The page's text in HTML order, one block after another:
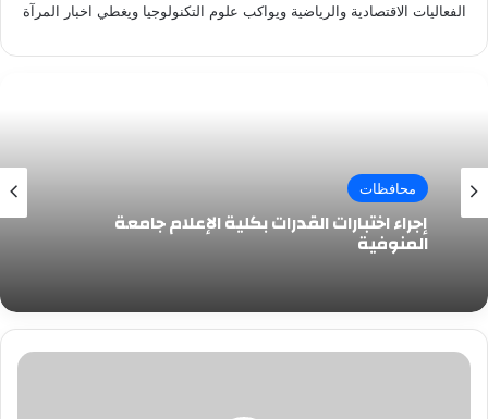
الفعاليات الاقتصادية والرياضية ويواكب علوم التكنولوجيا ويغطي اخبار المرآة
محافظات
إجراء اختبارات القدرات بكلية الإعلام جامعة
المنوفية
كلوديا